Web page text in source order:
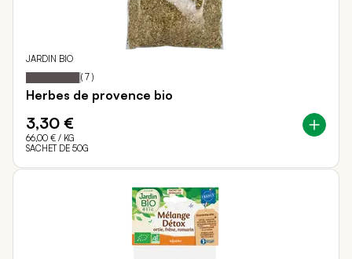
JARDIN BIO
Notation: 97
% of
( 7 )
Herbes de provence bio
3,30 €
66,00 € / KG
SACHET DE 50G